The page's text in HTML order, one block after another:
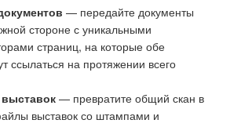
— передайте документы
стороне с уникальными
страниц, на которые обе
ссылаться на протяжении всего
— превратите общий скан в
выставок со штампами и